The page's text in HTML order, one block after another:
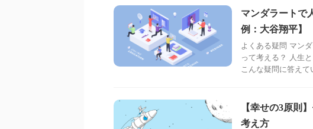
マンダラートで
例：大谷翔平】
よくある疑問 マン
って考える？ 人生
こんな疑問に答え
【幸せの3原則
考え方